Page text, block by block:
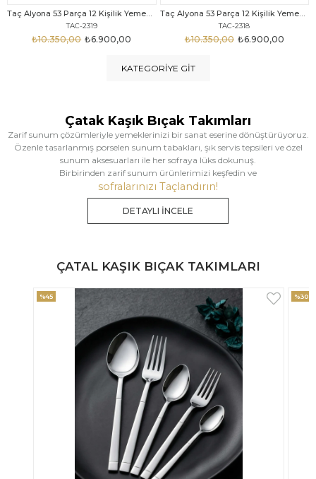
Taç Alyona 53 Parça 12 Kişilik Yemek Takımı Gold
TAC-2318
₺6.900,00
₺10.350,00
Taç Eliza Alyona 53 Parça 12 Kişilik Yemek Takımı Platin
TAC-2316
₺9.499,00
₺12.669,00
KATEGORIYE GIT
Çatak Kaşık Bıçak Takımları
Zarif sunum çözümleriyle yemeklerinizi bir sanat eserine dönüştürüyoruz.
Özenle tasarlanmış porselen sunum tabakları, şık servis tepsileri ve özel
sunum aksesuarları ile her sofraya lüks dokunuş.
Birbirinden zarif sunum ürünlerimizi keşfedin ve
sofralarınızı Taçlandırın!
DETAYLI İNCELE
ÇATAL KAŞIK BIÇAK TAKIMLARI
%30 %33